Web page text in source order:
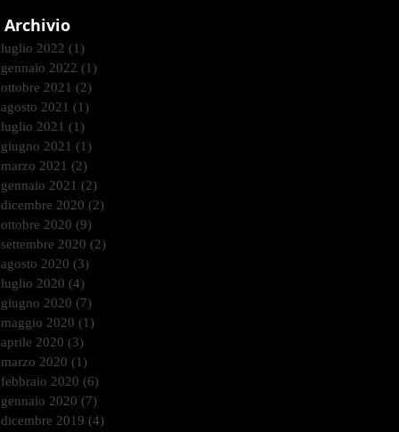
Archivio
luglio 2022 (1)
gennaio 2022 (1)
ottobre 2021 (2)
agosto 2021 (1)
luglio 2021 (1)
giugno 2021 (1)
marzo 2021 (2)
gennaio 2021 (2)
dicembre 2020 (2)
ottobre 2020 (9)
settembre 2020 (2)
agosto 2020 (3)
luglio 2020 (4)
giugno 2020 (7)
maggio 2020 (1)
aprile 2020 (3)
marzo 2020 (1)
febbraio 2020 (6)
gennaio 2020 (7)
dicembre 2019 (4)